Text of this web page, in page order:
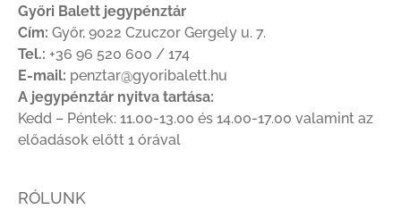
Győri Balett jegypénztár
Cím: Győr, 9022 Czuczor Gergely u. 7.
Tel.: +36 96 520 600 / 174
E-mail: penztar@gyoribalett.hu
A jegypénztár nyitva tartása:
Kedd – Péntek: 11.00-13.00 és 14.00-17.00 valamint az
előadások előtt 1 órával
RÓLUNK